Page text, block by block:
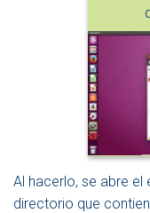
Al hacerlo, se abre
directorio que